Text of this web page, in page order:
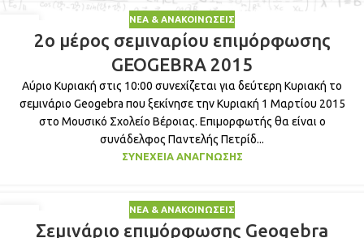
ΝΈΑ & ΑΝΑΚΟΙΝΏΣΕΙΣ
2ο μέρος σεμιναρίου επιμόρφωσης
GEOGEBRA 2015
Αύριο Κυριακή στις 10:00 συνεχίζεται για δεύτερη Κυριακή το
σεμινάριο Geogebra που ξεκίνησε την Κυριακή 1 Μαρτίου 2015
στο Μουσικό Σχολείο Βέροιας. Επιμορφωτής θα είναι ο
συνάδελφος Παντελής Πετρίδ...
ΣΥΝΈΧΕΙΑ ΑΝΆΓΝΩΣΗΣ
ΝΈΑ & ΑΝΑΚΟΙΝΏΣΕΙΣ
Σεμινάριο επιμόρφωσης Geogebra